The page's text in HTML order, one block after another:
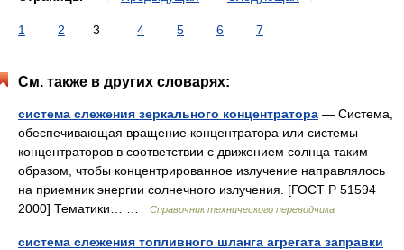
1 2 3 4 5 6 7
См. также в других словарях:
система слежения зеркального концентратора — Система,
обеспечивающая вращение концентратора или системы
концентраторов в соответствии с движением солнца таким
образом, чтобы концентрированное излучение направлялось
на приемник энергии солнечного излучения. [ГОСТ Р 51594
2000] Тематики… …
Справочник технического переводчика
система слежения топливного шланга агрегата заправки